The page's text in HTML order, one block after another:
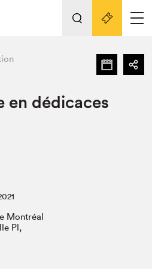
au Salon
Nos activités
en dédicaces
Montréal
Pl,